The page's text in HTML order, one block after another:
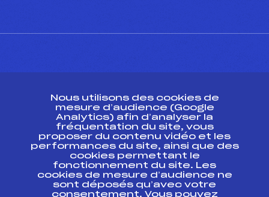
Ressources
Pass’Neige
Projet sportif fédéral
Projet de performance fédéral
Antidopage
Nous utilisons des cookies de
mesure d’audience (Google
Analytics) afin d’analyser la
fréquentation du site, vous
proposer du contenu vidéo et les
performances du site, ainsi que des
cookies permettant le
fonctionnement du site. Les
cookies de mesure d’audience ne
sont déposés qu’avec votre
consentement. Vous pouvez